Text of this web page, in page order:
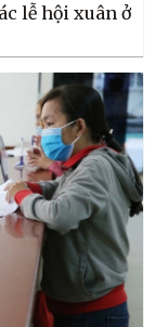
lễ hội xuân ở